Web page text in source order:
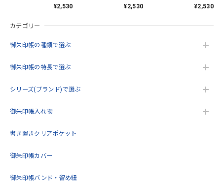
カテゴリー
御朱印帳の種類で選ぶ
御朱印帳の特長で選ぶ
シリーズ(ブランド)で選ぶ
御朱印帳入れ物
書き置きクリアポケット
御朱印帳カバー
御朱印帳バンド・留め紐
すが 残念。黒地も最高😀
います。 緑が品切れで申し訳ございません。 ま
す。
の度も迅速で丁寧な対応をいただきありがとうございまし
す。これから大切に使用します！
¥2,530 ¥2,530 ¥2,530